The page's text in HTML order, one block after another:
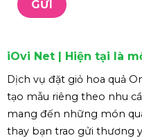
iOvi Net | Hiện tại là
Dịch vụ đặt giỏ hoa quả
tạo mẫu riêng theo nhu
mang đến những món
thay bạn trao gửi thương